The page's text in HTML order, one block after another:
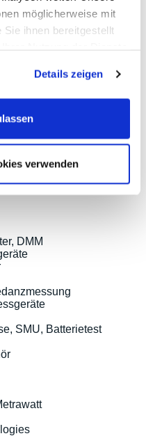
möglicherweise mit
ihnen bereitgestellt
Details zeigen
verwenden
und mehr
DMM
SMU, Batterietest